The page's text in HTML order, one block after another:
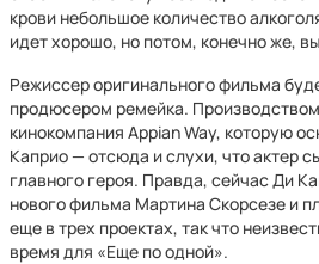
крови небольшое количество
идет хорошо, но потом, конечно же,
Режиссер оригинального фильма
продюсером ремейка.
кинокомпания Appian Way, которую
Каприо — отсюда и слухи, что актер
главного героя. Правда, сейчас Ди
нового фильма Мартина Скорсезе и
еще в трех проектах, так что
время для «Еще по одной».